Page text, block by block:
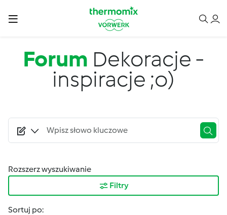
Forum Dekoracje -
inspiracje ;o)
Rozszerz wyszukiwanie
Filtry
Sortuj po: